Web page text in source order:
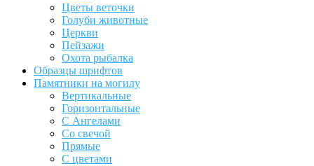
Цветы веточки
Голуби животные
Церкви
Пейзажи
Охота рыбалка
Образцы шрифтов
Памятники на могилу
Вертикальные
Горизонтальные
С Ангелами
Со свечой
Прямые
С цветами